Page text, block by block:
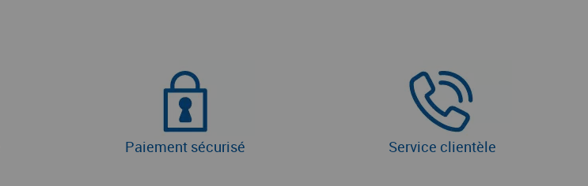
Paiement sécurisé Service clientèle